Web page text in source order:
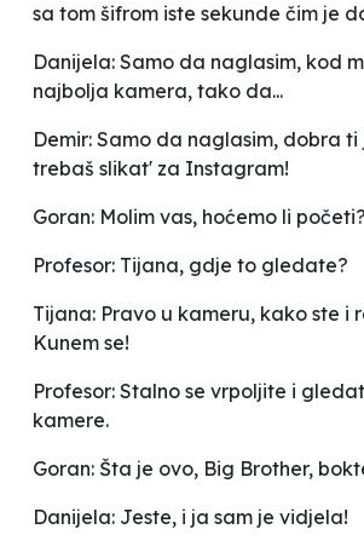
sa tom šifrom iste sekunde čim je
Danijela: Samo da naglasim, kod
najbolja kamera, tako da...
Demir: Samo da naglasim, dobra ti
trebaš slikat' za Instagram!
Goran: Molim vas, hoćemo li početi?
Profesor: Tijana, gdje to gledate?
Tijana: Pravo u kameru, kako ste i
Kunem se!
Profesor: Stalno se vrpoljite i
kamere.
Goran: Šta je ovo, Big Brother,
Danijela: Jeste, i ja sam je vidjela!